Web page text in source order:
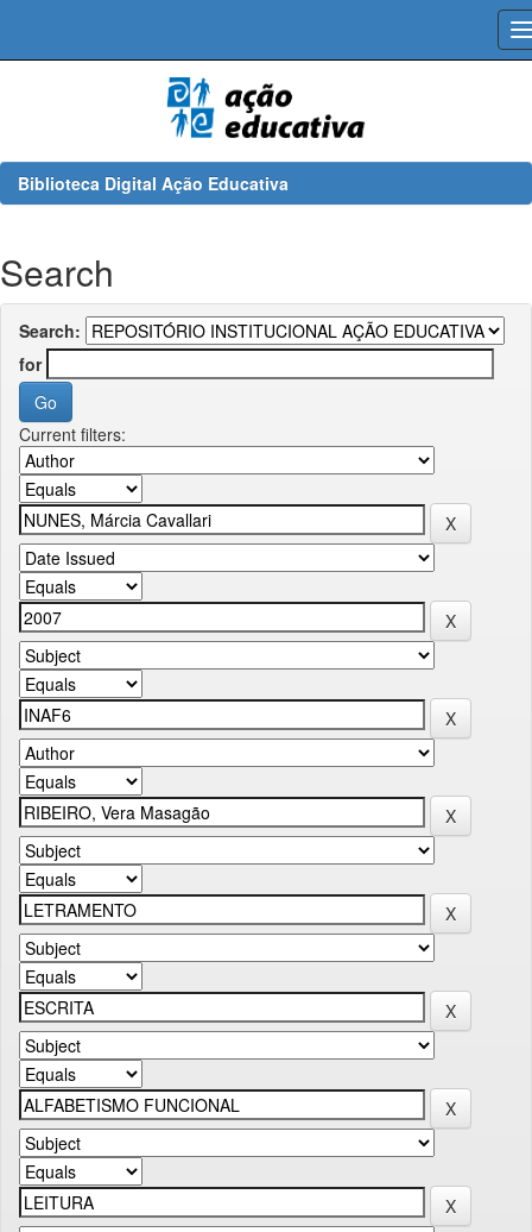
Biblioteca Digital Ação Educativa
Search
Search:
for
Current filters: